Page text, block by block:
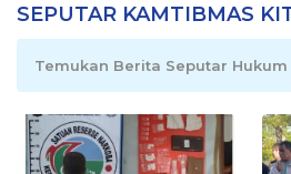
SEPUTAR KAMTIBMAS
Temukan Berita Seputar